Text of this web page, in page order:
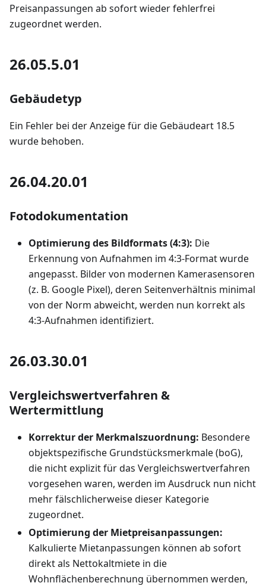
Preisanpassungen ab sofort wieder fehlerfrei
zugeordnet werden.
26.05.5.01
Gebäudetyp
Ein Fehler bei der Anzeige für die Gebäudeart 18.5
wurde behoben.
26.04.20.01
Fotodokumentation
Optimierung des Bildformats (4:3): Die
Erkennung von Aufnahmen im 4:3-Format wurde
angepasst. Bilder von modernen Kamerasensoren
(z. B. Google Pixel), deren Seitenverhältnis minimal
von der Norm abweicht, werden nun korrekt als
4:3-Aufnahmen identifiziert.
26.03.30.01
Vergleichswertverfahren &
Wertermittlung
Korrektur der Merkmalszuordnung: Besondere
objektspezifische Grundstücksmerkmale (boG),
die nicht explizit für das Vergleichswertverfahren
vorgesehen waren, werden im Ausdruck nun nicht
mehr fälschlicherweise dieser Kategorie
zugeordnet.
Optimierung der Mietpreisanpassungen:
Kalkulierte Mietanpassungen können ab sofort
direkt als Nettokaltmiete in die
Wohnflächenberechnung übernommen werden,